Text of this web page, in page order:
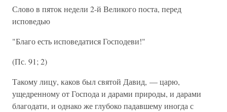
Слово в пяток недели 2-й Великого поста, перед
исповедью
"Благо есть исповедатися Господеви!"
(Пс. 91; 2)
Такому лицу, каков был святой Давид, — царю,
ущедренному от Господа и дарами природы, и дарами
благодати, и однако же глубоко падавшему иногда с